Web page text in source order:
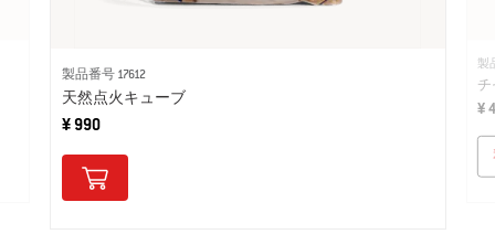
製品番号 17612
天然点火キューブ
¥ 990
製
チ
¥